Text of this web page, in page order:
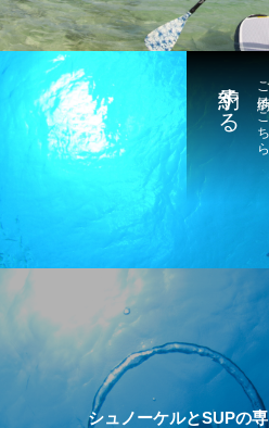
ご予約
予約する
シュノーケルとSUPの